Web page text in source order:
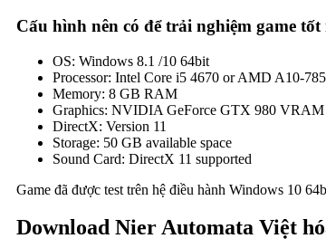
Cấu hình nên có để trải nghiệm game tốt
OS: Windows 8.1 /10 64bit
Processor: Intel Core i5 4670 or AMD A10-
Memory: 8 GB RAM
Graphics: NVIDIA GeForce GTX 980
DirectX: Version 11
Storage: 50 GB available space
Sound Card: DirectX 11 supported
Game đã được test trên hệ điều hành Windows 10
Download Nier Automata Việt